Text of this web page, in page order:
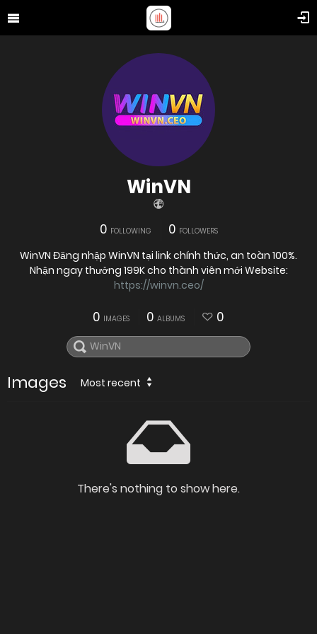
WinVN
0 FOLLOWING 0 FOLLOWERS
WinVN Đăng nhập WinVN tại link chính thức, an toàn 100%.
Nhận ngay thưởng 199K cho thành viên mới Website:
https://winvn.ceo/
0 IMAGES 0 ALBUMS 0
Images Most recent
There's nothing to show here.